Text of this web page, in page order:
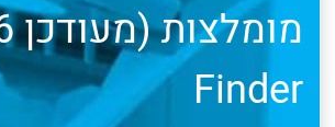
Finder